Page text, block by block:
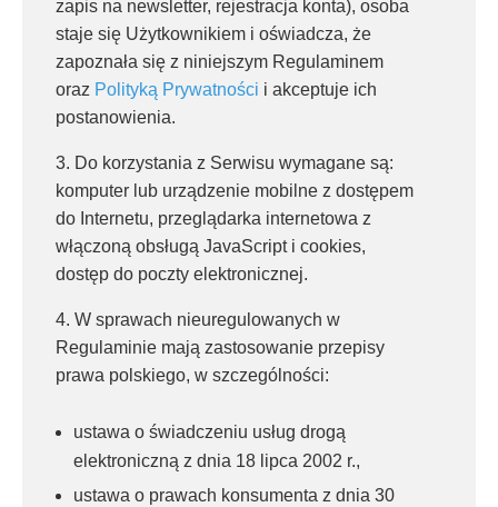
zapis na newsletter, rejestracja konta), osoba
staje się Użytkownikiem i oświadcza, że
zapoznała się z niniejszym Regulaminem
oraz Polityką Prywatności i akceptuje ich
postanowienia.
3. Do korzystania z Serwisu wymagane są:
komputer lub urządzenie mobilne z dostępem
do Internetu, przeglądarka internetowa z
włączoną obsługą JavaScript i cookies,
dostęp do poczty elektronicznej.
4. W sprawach nieuregulowanych w
Regulaminie mają zastosowanie przepisy
prawa polskiego, w szczególności:
ustawa o świadczeniu usług drogą
elektroniczną z dnia 18 lipca 2002 r.,
ustawa o prawach konsumenta z dnia 30